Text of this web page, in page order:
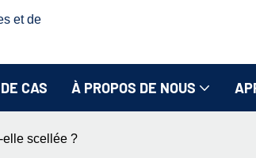
et de
CAS À PROPOS DE NOUS
elle scellée ?